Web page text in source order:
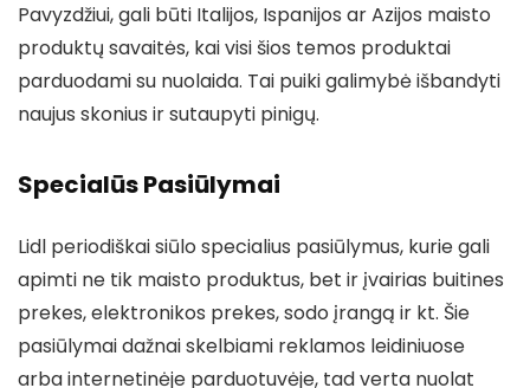
Pavyzdžiui, gali būti Italijos, Ispanijos ar Azijos maisto
produktų savaitės, kai visi šios temos produktai
parduodami su nuolaida. Tai puiki galimybė išbandyti
naujus skonius ir sutaupyti pinigų.
Specialūs Pasiūlymai
Lidl periodiškai siūlo specialius pasiūlymus, kurie gali
apimti ne tik maisto produktus, bet ir įvairias buitines
prekes, elektronikos prekes, sodo įrangą ir kt. Šie
pasiūlymai dažnai skelbiami reklamos leidiniuose
arba internetinėje parduotuvėje, tad verta nuolat